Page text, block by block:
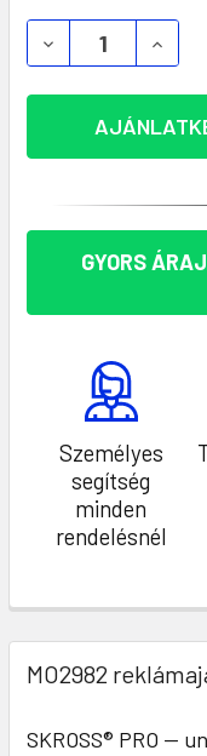
SKROSS PRO 3-
GYORS
Személyes
segítség
minden
rendelésnél
MO2982
SKROSS® PRO —